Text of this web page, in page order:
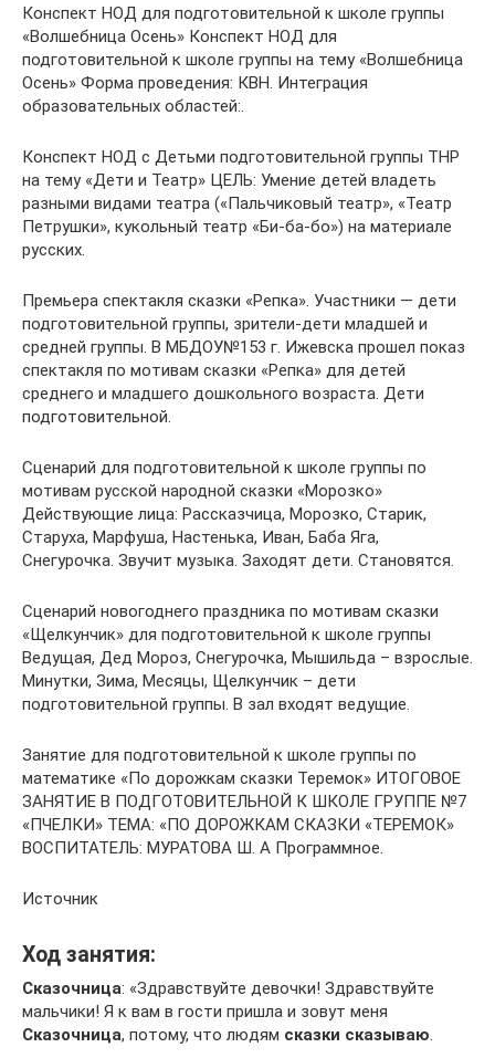
Конспект НОД для подготовительной к школе группы
«Волшебница Осень» Конспект НОД для
подготовительной к школе группы на тему «Волшебница
Осень» Форма проведения: КВН. Интеграция
образовательных областей:.
Конспект НОД с Детьми подготовительной группы ТНР
на тему «Дети и Театр» ЦЕЛЬ: Умение детей владеть
разными видами театра («Пальчиковый театр», «Театр
Петрушки», кукольный театр «Би-ба-бо») на материале
русских.
Премьера спектакля сказки «Репка». Участники — дети
подготовительной группы, зрители-дети младшей и
средней группы. В МБДОУ№153 г. Ижевска прошел показ
спектакля по мотивам сказки «Репка» для детей
среднего и младшего дошкольного возраста. Дети
подготовительной.
Сценарий для подготовительной к школе группы по
мотивам русской народной сказки «Морозко»
Действующие лица: Рассказчица, Морозко, Старик,
Старуха, Марфуша, Настенька, Иван, Баба Яга,
Снегурочка. Звучит музыка. Заходят дети. Становятся.
Сценарий новогоднего праздника по мотивам сказки
«Щелкунчик» для подготовительной к школе группы
Ведущая, Дед Мороз, Снегурочка, Мышильда – взрослые.
Минутки, Зима, Месяцы, Щелкунчик – дети
подготовительной группы. В зал входят ведущие.
Занятие для подготовительной к школе группы по
математике «По дорожкам сказки Теремок» ИТОГОВОЕ
ЗАНЯТИЕ В ПОДГОТОВИТЕЛЬНОЙ К ШКОЛЕ ГРУППЕ №7
«ПЧЕЛКИ» ТЕМА: «ПО ДОРОЖКАМ СКАЗКИ «ТЕРЕМОК»
ВОСПИТАТЕЛЬ: МУРАТОВА Ш. А Программное.
Источник
Ход занятия:
Сказочница: «Здравствуйте девочки! Здравствуйте
мальчики! Я к вам в гости пришла и зовут меня
Сказочница, потому, что людям сказки сказываю.